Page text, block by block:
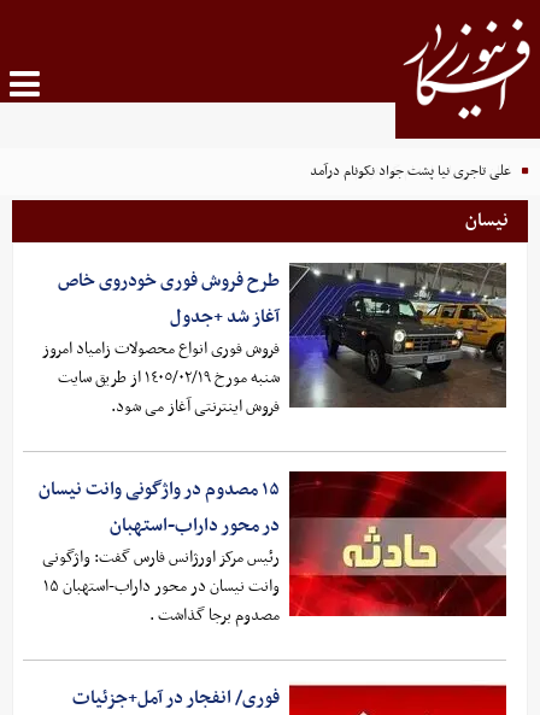
علی تاجری‌ نیا پشت جواد نکونام درآمد
نیسان
طرح فروش فوری خودروی خاص
آغاز شد +جدول
فروش فوری انواع محصولات زامیاد امروز
شنبه مورخ ١٤٠٥/٠٢/١٩ از طریق سایت
فروش اینترنتی آغاز می شود.
۱۵ مصدوم در واژگونی وانت نیسان
در محور داراب-استهبان
رئیس مرکز اورژانس فارس گفت: واژگونی
وانت نیسان در محور داراب-استهبان ۱۵
مصدوم برجا گذاشت .
فوری/ انفجار در آمل+جزئیات